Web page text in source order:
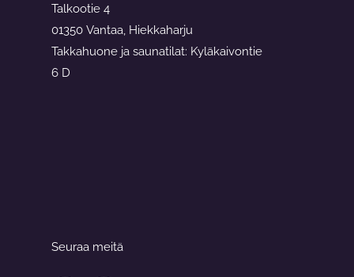
Talkootie 4
01350 Vantaa, Hiekkaharju
Takkahuone ja saunatilat: Kyläkaivontie
6 D
Seuraa meitä